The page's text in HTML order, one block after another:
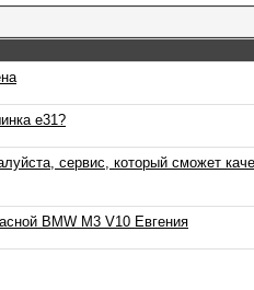
е31?
сервис, который сможет
BMW M3 V10 Евгения